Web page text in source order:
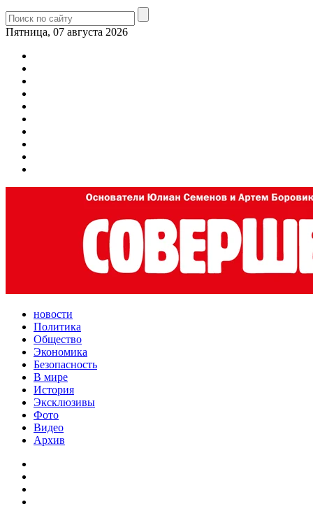
Пятница, 07 августа 2026
новости
Политика
Общество
Экономика
Безопасность
В мире
История
Эксклюзивы
Фото
Видео
Архив